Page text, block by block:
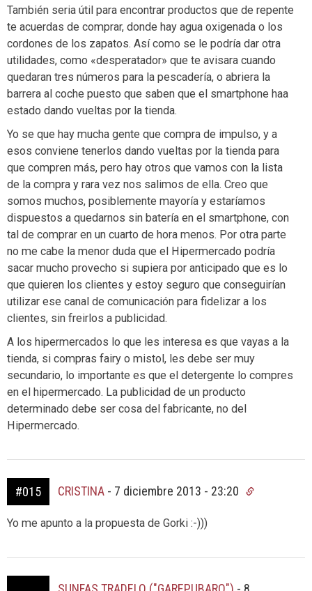
También seria útil para encontrar productos que de repente
te acuerdas de comprar, donde hay agua oxigenada o los
cordones de los zapatos. Así como se le podría dar otra
utilidades, como «desperatador» que te avisara cuando
quedaran tres números para la pescadería, o abriera la
barrera al coche puesto que saben que el smartphone haa
estado dando vueltas por la tienda.
Yo se que hay mucha gente que compra de impulso, y a
esos conviene tenerlos dando vueltas por la tienda para
que compren más, pero hay otros que vamos con la lista
de la compra y rara vez nos salimos de ella. Creo que
somos muchos, posiblemente mayoría y estaríamos
dispuestos a quedarnos sin batería en el smartphone, con
tal de comprar en un cuarto de hora menos. Por otra parte
no me cabe la menor duda que el Hipermercado podría
sacar mucho provecho si supiera por anticipado que es lo
que quieren los clientes y estoy seguro que conseguirían
utilizar ese canal de comunicación para fidelizar a los
clientes, sin freirlos a publicidad.
A los hipermercados lo que les interesa es que vayas a la
tienda, si compras fairy o mistol, les debe ser muy
secundario, lo importante es que el detergente lo compres
en el hipermercado. La publicidad de un producto
determinado debe ser cosa del fabricante, no del
Hipermercado.
#015 CRISTINA - 7 diciembre 2013 - 23:20
Yo me apunto a la propuesta de Gorki :-)))